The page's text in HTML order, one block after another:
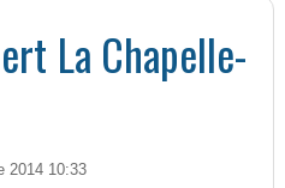
La Chapelle-
2014 10:33